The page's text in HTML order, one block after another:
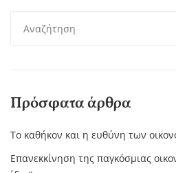
Πρόσφατα άρθρα
Το καθήκον και η ευθύνη των
Επανεκκίνηση της παγκόσμιας